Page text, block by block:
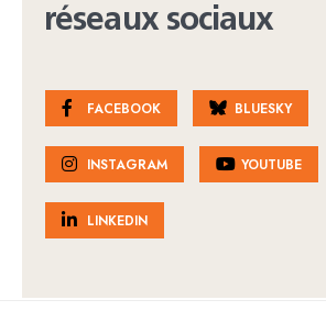
réseaux sociaux
FACEBOOK BLUESKY
INSTAGRAM YOUTUBE
LINKEDIN